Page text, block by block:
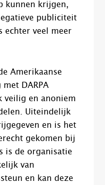
kunnen krijgen,
publiciteit
echter veel meer
Amerikaanse
DARPA
veilig en anoniem
Uiteindelijk
en is het
gekomen bij
is de organisatie
van
en kan deze